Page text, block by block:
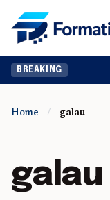
BREAKING
Home / galau
galau